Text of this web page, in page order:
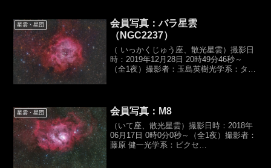
星雲・星団
会員写真：バラ星雲
（NGC2237）
（ いっかくじゅう座、散光星雲）撮影日
時：2019年12月28日 20時49分46秒～
（全1夜）撮影者：玉島英樹光学系：タカ
星雲・星団 会員写真：M8
（いて座、散光星雲）撮影日時：2018年
06月17日 0時0分0秒～（全1夜）撮影者：
藤原 健一光学系：ビクセ